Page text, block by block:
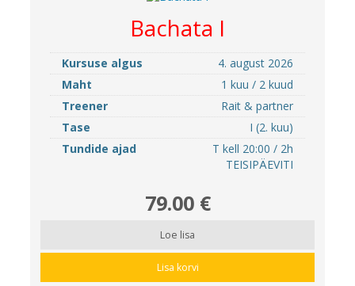
Bachata I
Kursuse algus
4. august 2026
Maht
1 kuu / 2 kuud
Treener
Rait & partner
Tase
I (2. kuu)
Tundide ajad
T kell 20:00 / 2h
TEISIPÄEVITI
79.00 €
Loe lisa
Lisa korvi